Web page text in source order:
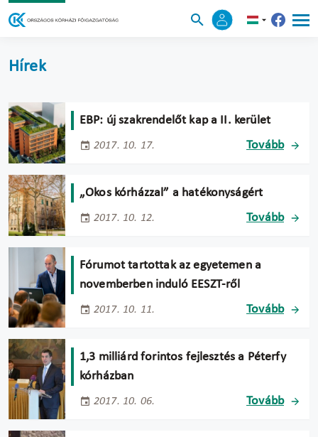
Hírek
EBP: új szakrendelőt kap a II. kerület
2017. 10. 17. Tovább
„Okos kórházzal” a hatékonyságért
2017. 10. 12. Tovább
Fórumot tartottak az egyetemen a
novemberben induló EESZT-ről
2017. 10. 11. Tovább
1,3 milliárd forintos fejlesztés a Péterfy
kórházban
2017. 10. 06. Tovább